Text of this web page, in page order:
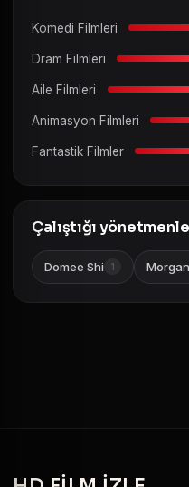
Komedi Filmleri
Dram Filmleri
Aile Filmleri
Animasyon Filmleri
Fantastik Filmler
Çalıştığı
Domee Shi 1